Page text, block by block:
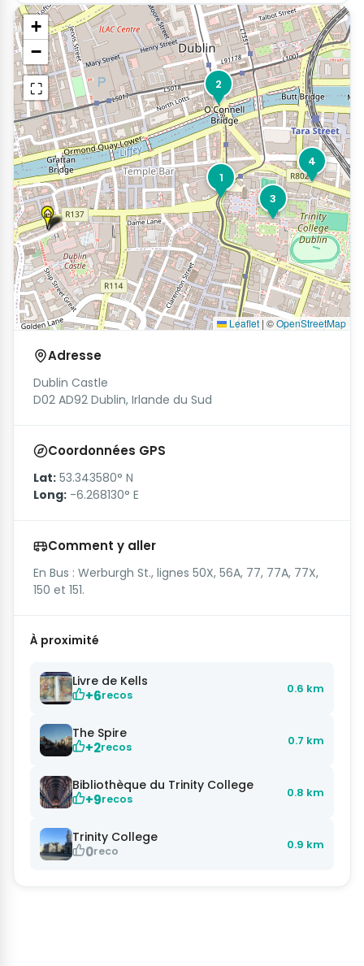
1
2
3
4
+
−
⛶
Leaflet | ©OpenStreetMap
Adresse
Dublin Castle
D02 AD92 Dublin, Irlande du Sud
Coordonnées GPS
Lat: 53.343580° N
Long: -6.268130° E
Comment y aller
En Bus : Werburgh St., lignes 50X, 56A, 77, 77A, 77X,
150 et 151.
À proximité
Livre de Kells
+6recos 0.6 km
The Spire
+2recos 0.7 km
Bibliothèque du Trinity College
+9recos 0.8 km
Trinity College
0reco 0.9 km